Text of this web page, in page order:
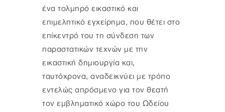
ένα τολμηρό εικαστικό και
επιμελητικό εγχείρημα, που θέτει στο
επίκεντρό του τη σύνδεση των
παραστατικών τεχνών με την
εικαστική δημιουργία και,
ταυτόχρονα, αναδεικνύει με τρόπο
εντελώς απρόσμενο για τον θεατή
τον εμβληματικό χώρο του Ωδείου